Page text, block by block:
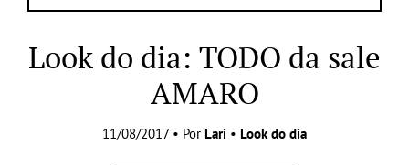
Look do dia: TODO da sale
AMARO
11/08/2017 • Por Lari • Look do dia